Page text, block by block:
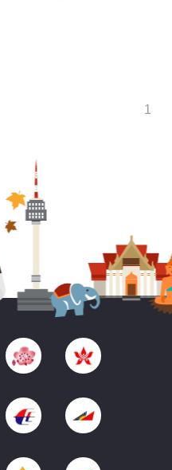
1